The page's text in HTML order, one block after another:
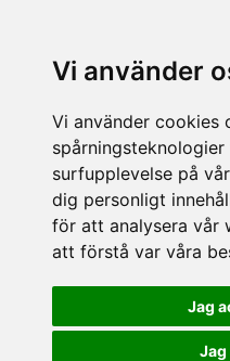
Vi använder
Vi använder cookies
surfupplevelse på
dig personligt
för att analysera vår
att förstå var våra
Jag
Jag